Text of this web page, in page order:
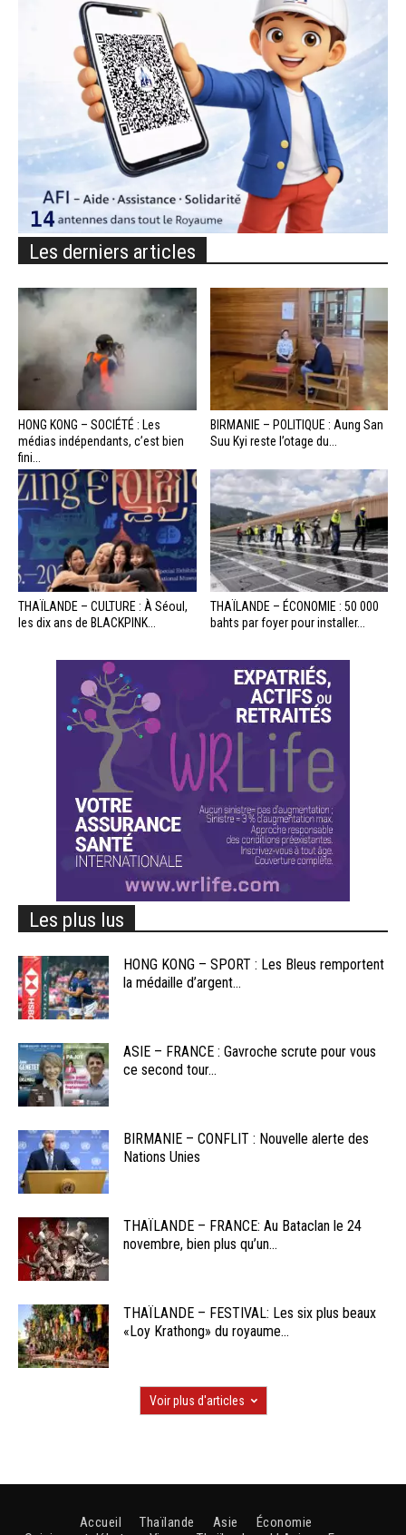
Les derniers articles
HONG KONG – SOCIÉTÉ : Les
médias indépendants, c’est bien
fini...
BIRMANIE – POLITIQUE : Aung San
Suu Kyi reste l’otage du...
THAÏLANDE – CULTURE : À Séoul,
les dix ans de BLACKPINK...
THAÏLANDE – ÉCONOMIE : 50 000
bahts par foyer pour installer...
Les plus lus
HONG KONG – SPORT : Les Bleus remportent
la médaille d’argent...
ASIE – FRANCE : Gavroche scrute pour vous
ce second tour...
BIRMANIE – CONFLIT : Nouvelle alerte des
Nations Unies
THAÏLANDE – FRANCE: Au Bataclan le 24
novembre, bien plus qu’un...
THAÏLANDE – FESTIVAL: Les six plus beaux
«Loy Krathong» du royaume...
Voir plus d'articles
Accueil Thaïlande Asie
Économie